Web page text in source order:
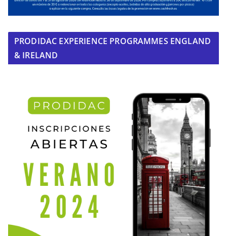
PRODIDAC EXPERIENCE PROGRAMMES ENGLAND
& IRELAND